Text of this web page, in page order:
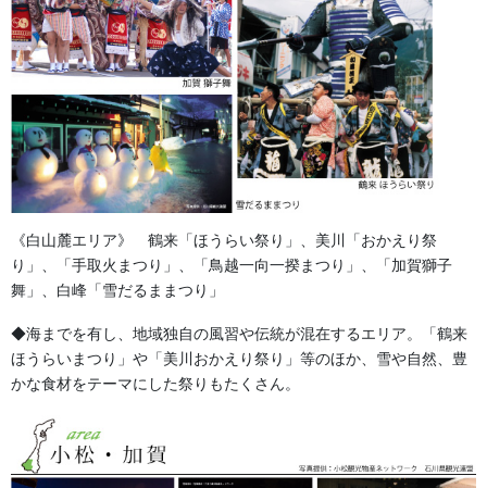
よもやま話
法被・はっぴ・はんてん・印半纏
お祭備品と豆知識
お祭用品・品目
獅子舞・衣裳・別仕立・小物
祭り前掛け・けんたい・胸当て
提灯 祭
幕・のぼり
生地
足袋,腹掛・股引、手拭
お知らせ
《白山麓エリア》 鶴来「ほうらい祭り」、美川「おかえり祭
り」、「手取火まつり」、「鳥越一向一揆まつり」、「加賀獅子
舞」、白峰「雪だるままつり」
◆海までを有し、地域独自の風習や伝統が混在するエリア。「鶴来
ほうらいまつり」や「美川おかえり祭り」等のほか、雪や自然、豊
かな食材をテーマにした祭りもたくさん。